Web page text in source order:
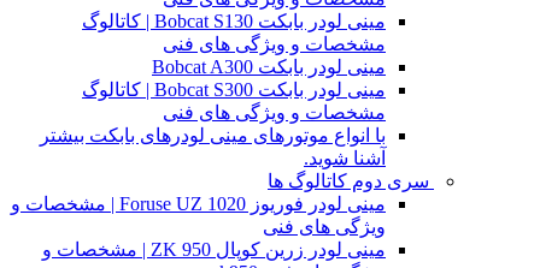
مینی لودر بابکت Bobcat S130 | کاتالوگ
مشخصات و ویژگی های فنی
مینی لودر بابکت Bobcat A300
مینی لودر بابکت Bobcat S300 | کاتالوگ
مشخصات و ویژگی های فنی
با انواع موتورهای مینی لودرهای بابکت بیشتر
آشنا شوید.
سری دوم کاتالوگ ها
مینی لودر فوریوز Foruse UZ 1020 | مشخصات و
ویژگی های فنی
مینی لودر زرین کوپال ZK 950 | مشخصات و